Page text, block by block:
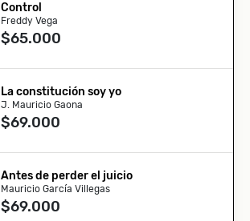
Control
Freddy Vega
$65.000
La constitución soy yo
J. Mauricio Gaona
$69.000
Antes de perder el juicio
Mauricio García Villegas
$69.000